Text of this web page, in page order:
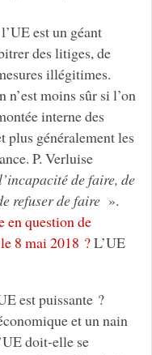
est un géant
des litiges, de
illégitimes.
moins sûr si l’on
interne des
plus généralement les
P. Verluise
de faire, de
refuser de faire ».
en question de
8 mai 2018 ?L’UE
est puissante ?
et un nain
doit-elle se